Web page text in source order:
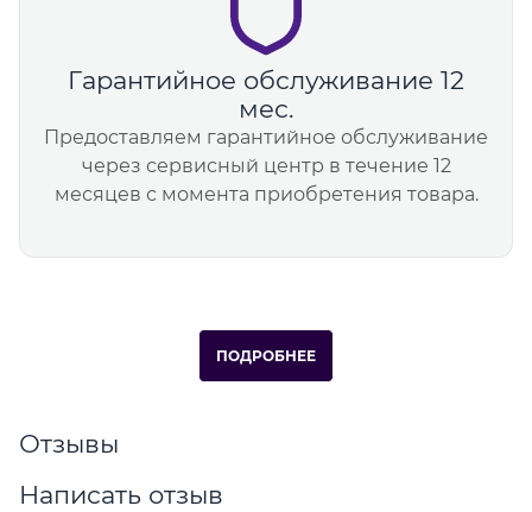
Гарантийное обслуживание 12
мес.
Предоставляем гарантийное обслуживание
через сервисный центр в течение 12
месяцев с момента приобретения товара.
ПОДРОБНЕЕ
Отзывы
Написать отзыв